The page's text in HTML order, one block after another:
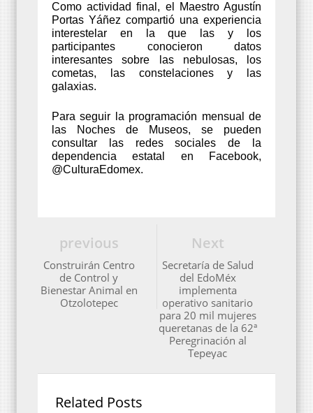
Como actividad final, el Maestro Agustín
Portas Yáñez compartió una experiencia
interestelar en la que las y los
participantes conocieron datos
interesantes sobre las nebulosas, los
cometas, las constelaciones y las
galaxias.
Para seguir la programación mensual de
las Noches de Museos, se pueden
consultar las redes sociales de la
dependencia estatal en Facebook,
@CulturaEdomex.
Next
Secretaría de Salud
del EdoMéx
implementa
operativo sanitario
para 20 mil mujeres
queretanas de la 62ª
Peregrinación al
Tepeyac
previous
Construirán Centro
de Control y
Bienestar Animal en
Otzolotepec
Related Posts